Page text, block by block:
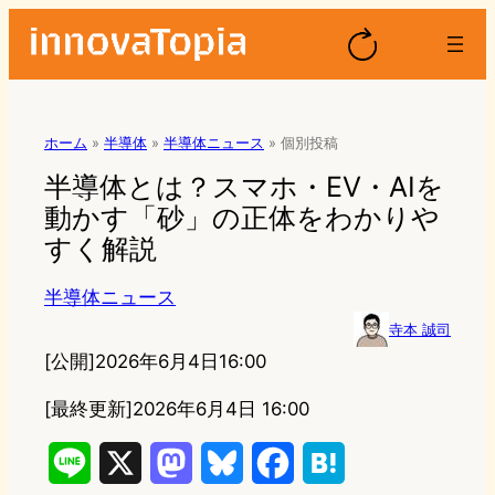
ホーム » 半導体 » 半導体ニュース » 個別投稿
半導体とは？スマホ・EV・AIを
動かす「砂」の正体をわかりや
すく解説
半導体ニュース
寺本 誠司
[公開]2026年6月4日16:00
[最終更新]2026年6月4日 16:00